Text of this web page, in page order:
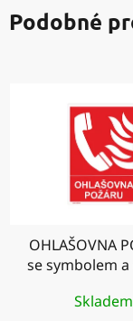
Podobné
OHLAŠOVNA
se symbolem
Skladem